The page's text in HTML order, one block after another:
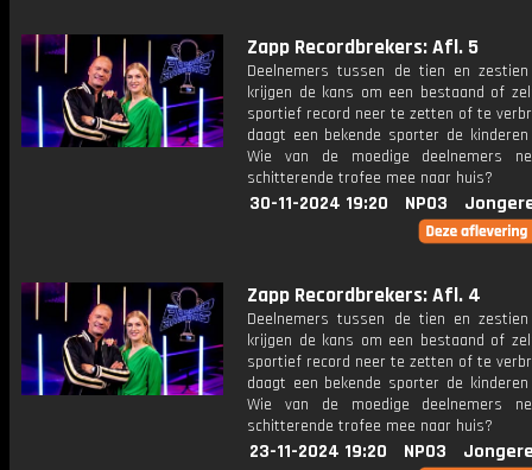
Zapp Recordbrekers: Afl. 5
Deelnemers tussen de tien en
krijgen de kans om een bestaand of
sportief record neer te zetten of te
daagt een bekende sporter de
Wie van de moedige deelnemers
schitterende trofee mee naar huis?
30-11-2024 19:20 NPO3
Zapp Recordbrekers: Afl. 4
Deelnemers tussen de tien en
krijgen de kans om een bestaand of
sportief record neer te zetten of te
daagt een bekende sporter de
Wie van de moedige deelnemers
schitterende trofee mee naar huis?
23-11-2024 19:20 NPO3